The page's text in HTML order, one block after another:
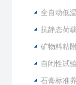
全自动低
抗静态荷
矿物料粘
自闭性试
石膏标准